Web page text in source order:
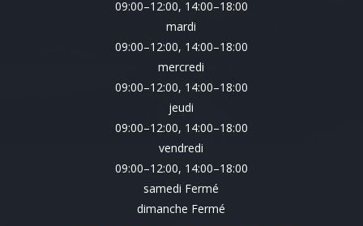
09:00–12:00, 14:00–18:00
mardi
09:00–12:00, 14:00–18:00
mercredi
09:00–12:00, 14:00–18:00
jeudi
09:00–12:00, 14:00–18:00
vendredi
09:00–12:00, 14:00–18:00
samedi Fermé
dimanche Fermé